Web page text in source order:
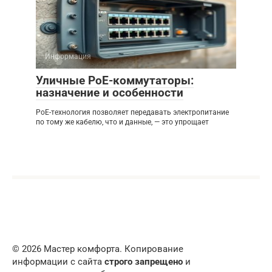
Информация
Уличные PoE-коммутаторы:
назначение и особенности
PoE-технология позволяет передавать электропитание
по тому же кабелю, что и данные, — это упрощает
© 2026 Мастер комфорта. Копирование
информации с сайта строго запрещено и